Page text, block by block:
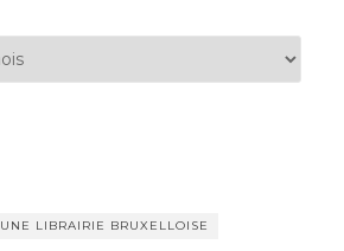
UNE LIBRAIRIE BRUXELLOISE